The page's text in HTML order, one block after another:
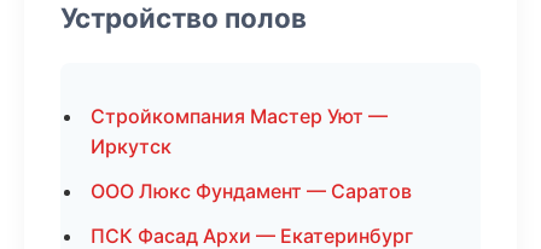
Устройство полов
Стройкомпания Мастер Уют —
Иркутск
ООО Люкс Фундамент — Саратов
ПСК Фасад Архи — Екатеринбург